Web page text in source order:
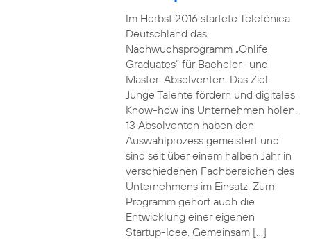
Im Herbst 2016 startete Telefónica
Deutschland das
Nachwuchsprogramm „Onlife
Graduates“ für Bachelor- und
Master-Absolventen. Das Ziel:
Junge Talente fördern und digitales
Know-how ins Unternehmen holen.
13 Absolventen haben den
Auswahlprozess gemeistert und
sind seit über einem halben Jahr in
verschiedenen Fachbereichen des
Unternehmens im Einsatz. Zum
Programm gehört auch die
Entwicklung einer eigenen
Startup-Idee. Gemeinsam […]